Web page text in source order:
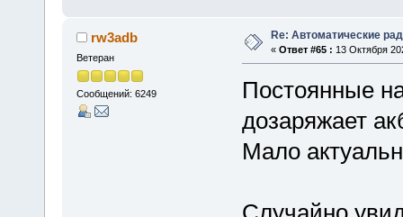
rw3adb
Ветеран
Сообщений: 6249
Re: Автоматические
« Ответ #65 : 13 Октября
Постоянные
дозаряжает
Мало